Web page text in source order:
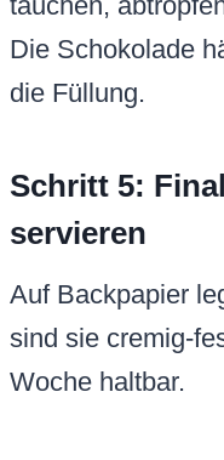
Die Schokolade
die Füllung.
Schritt 5:
servieren
Auf Backpapier
sind sie cremig-
Woche haltbar.